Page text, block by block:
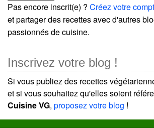
Pas encore inscrit(e) ? Créez votre
et partager des recettes avec d'autres
passionnés de cuisine.
Inscrivez votre blog !
Si vous publiez des recettes
et si vous souhaitez qu'elles soient
Cuisine VG, proposez votre blog !